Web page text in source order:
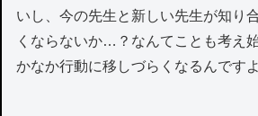
いし、今の先生と新しい先生が知り
くならないか…？なんてことも考え
かなか行動に移しづらくなるんですよ